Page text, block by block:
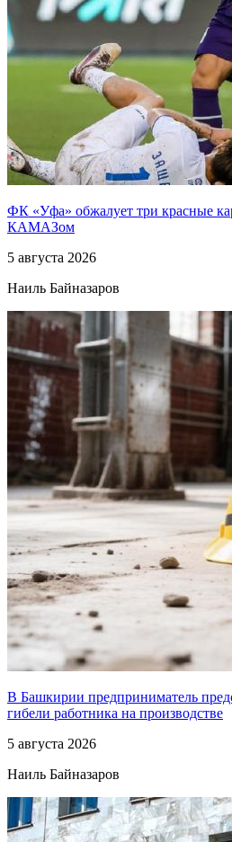
ФК «Уфа» обжалует три красные
КАМАЗом
5 августа 2026
Наиль Байназаров
В Башкирии предприниматель
гибели работника на производстве
5 августа 2026
Наиль Байназаров